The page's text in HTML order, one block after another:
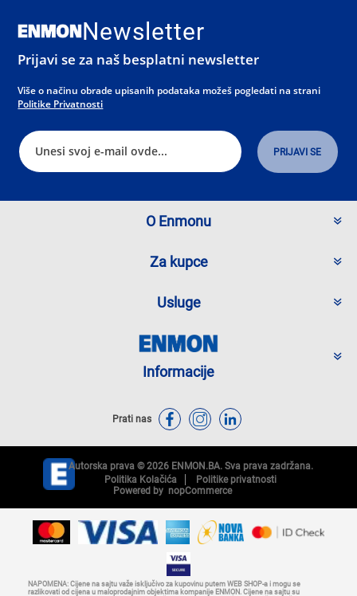
Newsletter
Prijavi se za naš besplatni newsletter
Više o načinu obrade upisanih podataka možeš pogledati na strani
Politike Privatnosti
O Enmonu
Za kupce
Usluge
Informacije
Prati nas
Autorska prava © 2026 ENMON.BA. Sva prava zadržana.
Politika Kolačića
Politike privatnosti
Powered by nopCommerce
NAPOMENA: Cijene na sajtu važe isključivo za kupovinu putem WEB SHOP-a i mogu se
razlikovati od cijena u maloprodajnim objektima kompanije ENMON. Cijene na sajtu su